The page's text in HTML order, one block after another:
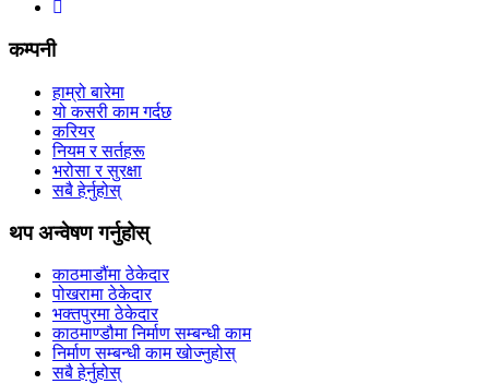
कम्पनी
हाम्रो बारेमा
यो कसरी काम गर्दछ
करियर
नियम र सर्तहरू
भरोसा र सुरक्षा
सबै हेर्नुहोस्
थप अन्वेषण गर्नुहोस्
काठमाडौंमा ठेकेदार
पोखरामा ठेकेदार
भक्तपुरमा ठेकेदार
काठमाण्डौमा निर्माण सम्बन्धी काम
निर्माण सम्बन्धी काम खोज्नुहोस्
सबै हेर्नुहोस्